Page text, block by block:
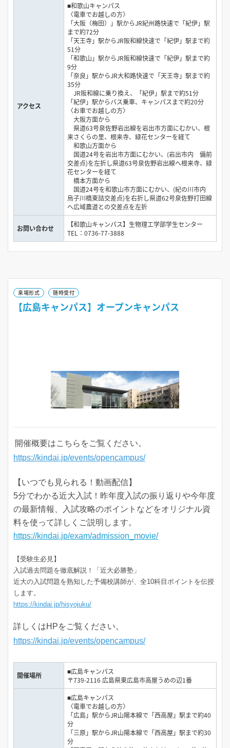
アクセス
■和歌山キャンパス
〈電車でお越しの方〉
「大阪（梅田）」駅からJR紀州路快速で「紀伊」駅
まで約72分
「天王寺」駅からJR阪和線快速で「紀伊」駅まで約
51分
「和歌山」駅からJR阪和線快速で「紀伊」駅まで約
9分
「奈良」駅からJR大和路快速で「天王寺」駅まで約
35分
JR阪和線に乗り換え、「紀伊」駅まで約51分
「紀伊」駅からバス乗車、キャンパスまで約20分
〈お車でお越しの方〉
大阪方面から
県道63号泉佐野岩出線を岩出市方面にむかい、根
来さくらの里、根来寺、緑花センターを経て
和歌山方面から
国道24号を岩出市方面にむかい、(岩出市内 備前
交差点)を左折し県道63号泉佐野岩出線へ根来寺、緑
花センターを経て
橋本方面から
国道24号を和歌山市方面にむかい、(紀の川市内
烏子川橋東詰交差点)を右折し県道62号泉佐野打田線
へ広域農道との交差点を左折
お問い合わせ
【和歌山キャンパス】生物理工学部学生センター
TEL：0736-77-3888
来場形式 随時受付
【広島キャンパス】オープンキャンパス
開催概要はこちらをご覧ください。
https://kindai.jp/events/opencampus/
【いつでも見られる！動画配信】
5分でわかる近大入試！昨年度入試の振り返りや今年度
の最新情報、入試攻略のポイントなどをオリジナル資
料を使って詳しくご説明します。
https://kindai.jp/exam/admission_movie/
【受験生必見】
入試過去問題を徹底解説！「近大必勝塾」
近大の入試問題を熟知した予備校講師が、全10科目ポイントを伝授
します。
https://kindai.jp/hisyojuku/
詳しくはHPをご覧ください。
https://kindai.jp/events/opencampus/
開催場所
■広島キャンパス
〒739-2116 広島県東広島市高屋うめの辺1番
■広島キャンパス
〈電車でお越しの方〉
「広島」駅からJR山陽本線で「西高屋」駅まで約40
分
「三原」駅からJR山陽本線で「西高屋」駅まで約30
分